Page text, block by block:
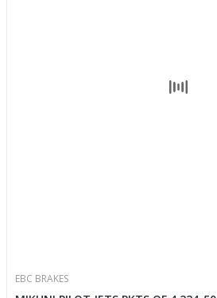
EBC BRAKES